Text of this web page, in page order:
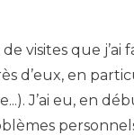
visites que j’ai
d’eux, en
J’ai eu, en